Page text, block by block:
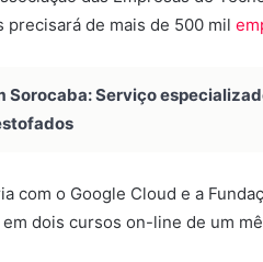
precisará de mais de 500 mil
Sorocaba: Serviço
com o Google Cloud e a
dois cursos on-line de um